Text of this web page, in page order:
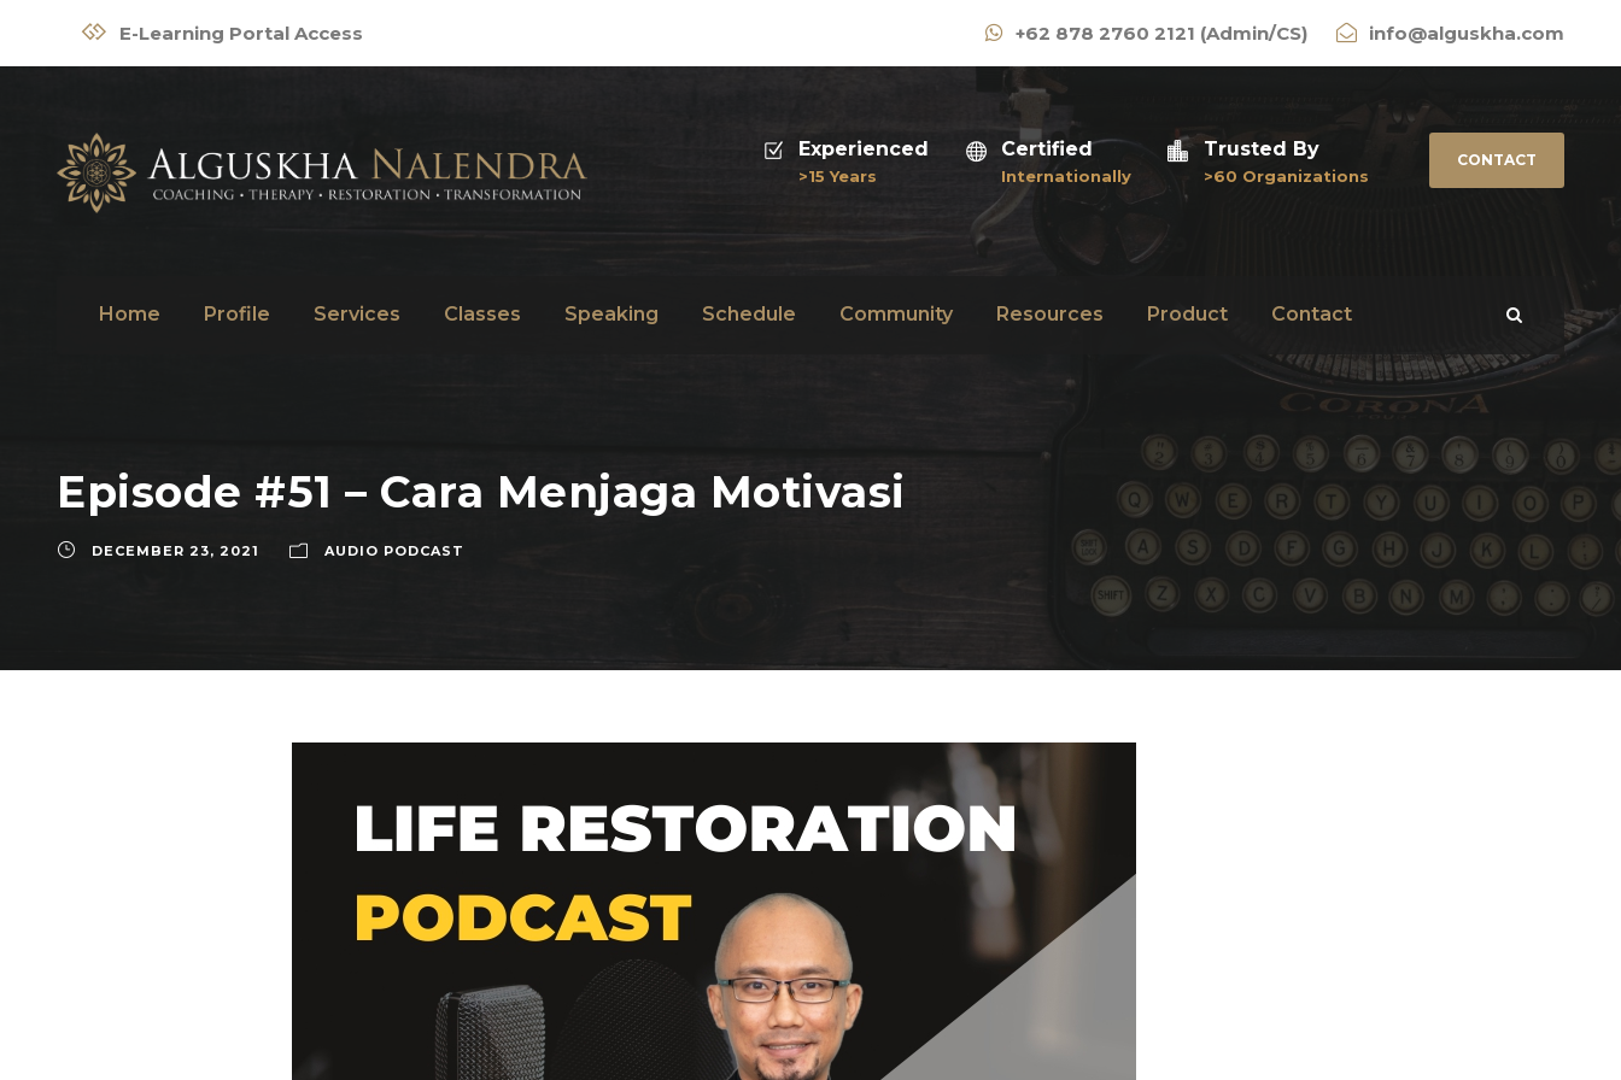
E-Learning Portal Access +62 878 2760 2121 (Admin/CS) info@alguskha.com
Experienced
>15 Years
Certified
Internationally
Trusted By
>60 Organizations
CONTACT
Home Profile Services Classes Speaking Schedule Community Resources Product Contact
Episode #51 – Cara Menjaga Motivasi
DECEMBER 23, 2021 AUDIO PODCAST